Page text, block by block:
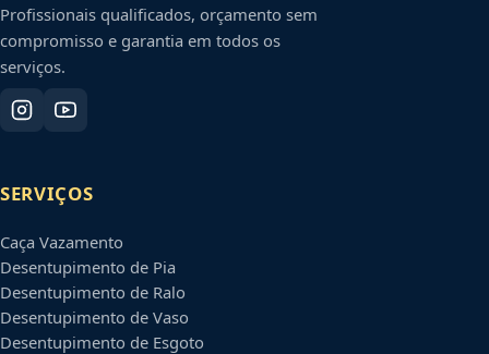
Profissionais qualificados, orçamento sem
compromisso e garantia em todos os
serviços.
SERVIÇOS
Caça Vazamento
Desentupimento de Pia
Desentupimento de Ralo
Desentupimento de Vaso
Desentupimento de Esgoto